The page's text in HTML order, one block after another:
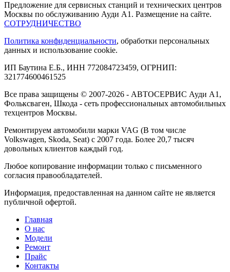
Предложение для сервисных станций и технических центров
Москвы по обслуживанию Ауди А1. Размещение на сайте.
СОТРУДНИЧЕСТВО
Политика конфиденциальности, обработки персональных
данных и использование cookie.
ИП Баутина Е.Б., ИНН 772084723459, ОГРНИП:
321774600461525
Все права защищены © 2007-2026 - АВТОСЕРВИС Ауди А1,
Фольксваген, Шкода - сеть профессиональных автомобильных
техцентров Москвы.
Ремонтируем автомобили марки VAG (В том числе
Volkswagen, Skoda, Seat) с 2007 года. Более 20,7 тысяч
довольных клиентов каждый год.
Любое копирование информации только с письменного
согласия правообладателей.
Информация, предоставленная на данном сайте не является
публичной офертой.
Главная
О нас
Модели
Ремонт
Прайс
Контакты